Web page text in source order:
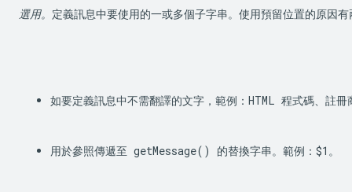
選用。 定義訊息中要使用的一或多個子字串。使用預留位置的原因有
如要定義訊息中不需翻譯的文字，範例：HTML 程式碼、註
用於參照傳遞至 getMessage() 的替換字串。範例： $1 。